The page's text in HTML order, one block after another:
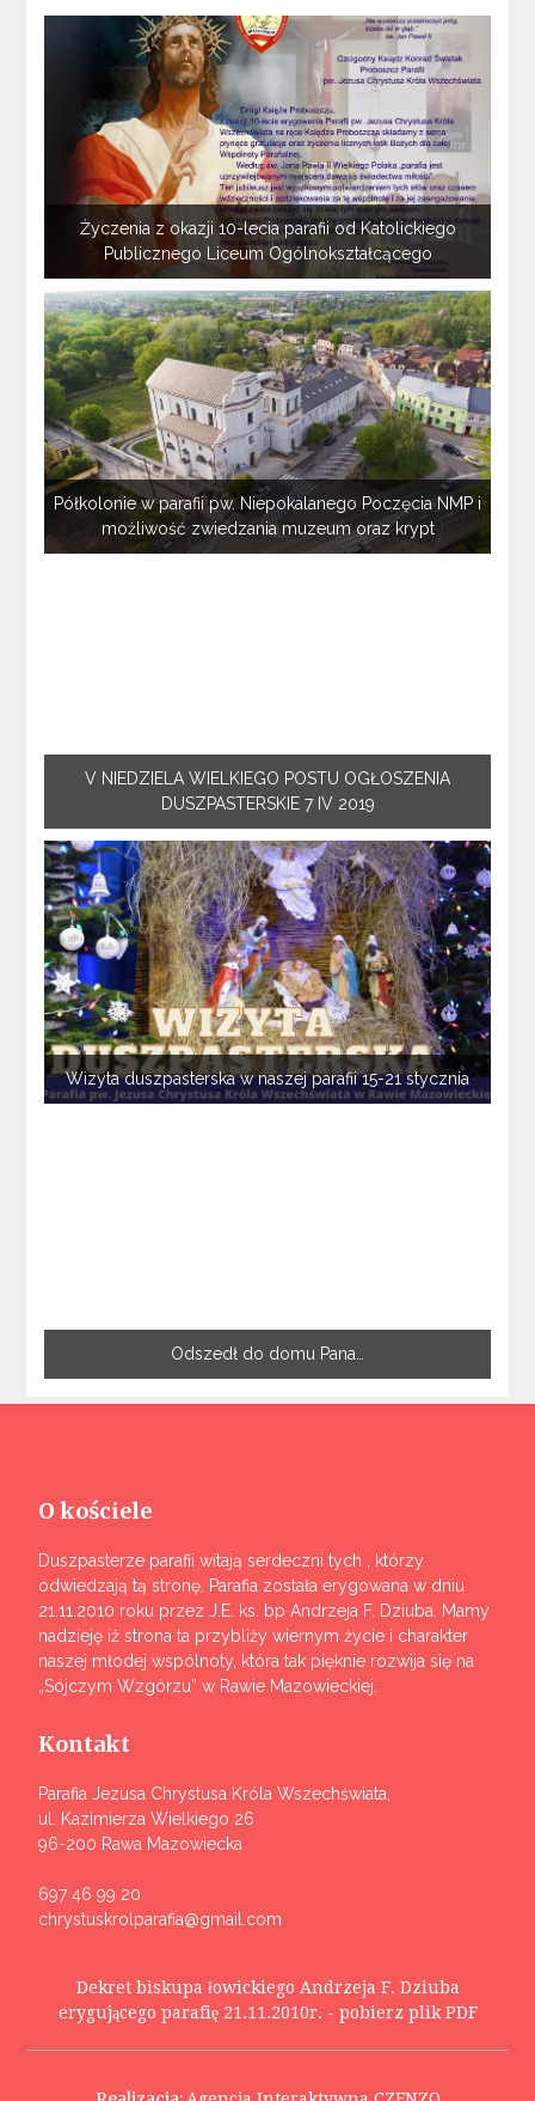
Życzenia z okazji 10-lecia parafii od Katolickiego
Publicznego Liceum Ogólnokształcącego
Półkolonie w parafii pw. Niepokalanego Poczęcia NMP i
możliwość zwiedzania muzeum oraz krypt
V NIEDZIELA WIELKIEGO POSTU OGŁOSZENIA
DUSZPASTERSKIE 7 IV 2019
Wizyta duszpasterska w naszej parafii 15-21 stycznia
Odszedł do domu Pana…
O kościele
Duszpasterze parafii witają serdeczni tych , którzy
odwiedzają tą stronę. Parafia została erygowana w dniu
21.11.2010 roku przez J.E. ks. bp Andrzeja F. Dziuba. Mamy
nadzieję iż strona ta przybliży wiernym życie i charakter
naszej młodej wspólnoty, która tak pięknie rozwija się na
„Sójczym Wzgórzu” w Rawie Mazowieckiej.
Kontakt
Parafia Jezusa Chrystusa Króla Wszechświata,
ul. Kazimierza Wielkiego 26
96-200 Rawa Mazowiecka
697 46 99 20
chrystuskrolparafia@gmail.com
Dekret biskupa łowickiego Andrzeja F. Dziuba
erygującego parafię 21.11.2010r. - pobierz plik PDF